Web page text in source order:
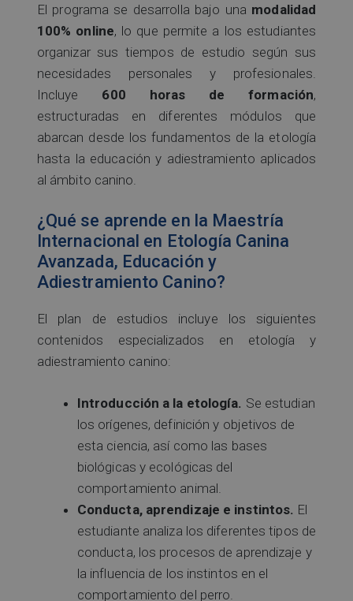
El programa se desarrolla bajo una modalidad
100% online, lo que permite a los estudiantes
organizar sus tiempos de estudio según sus
necesidades personales y profesionales.
Incluye 600 horas de formación,
estructuradas en diferentes módulos que
abarcan desde los fundamentos de la etología
hasta la educación y adiestramiento aplicados
al ámbito canino.
¿Qué se aprende en la Maestría
Internacional en Etología Canina
Avanzada, Educación y
Adiestramiento Canino?
El plan de estudios incluye los siguientes
contenidos especializados en etología y
adiestramiento canino:
Introducción a la etología. Se estudian
los orígenes, definición y objetivos de
esta ciencia, así como las bases
biológicas y ecológicas del
comportamiento animal.
Conducta, aprendizaje e instintos. El
estudiante analiza los diferentes tipos de
conducta, los procesos de aprendizaje y
la influencia de los instintos en el
comportamiento del perro.